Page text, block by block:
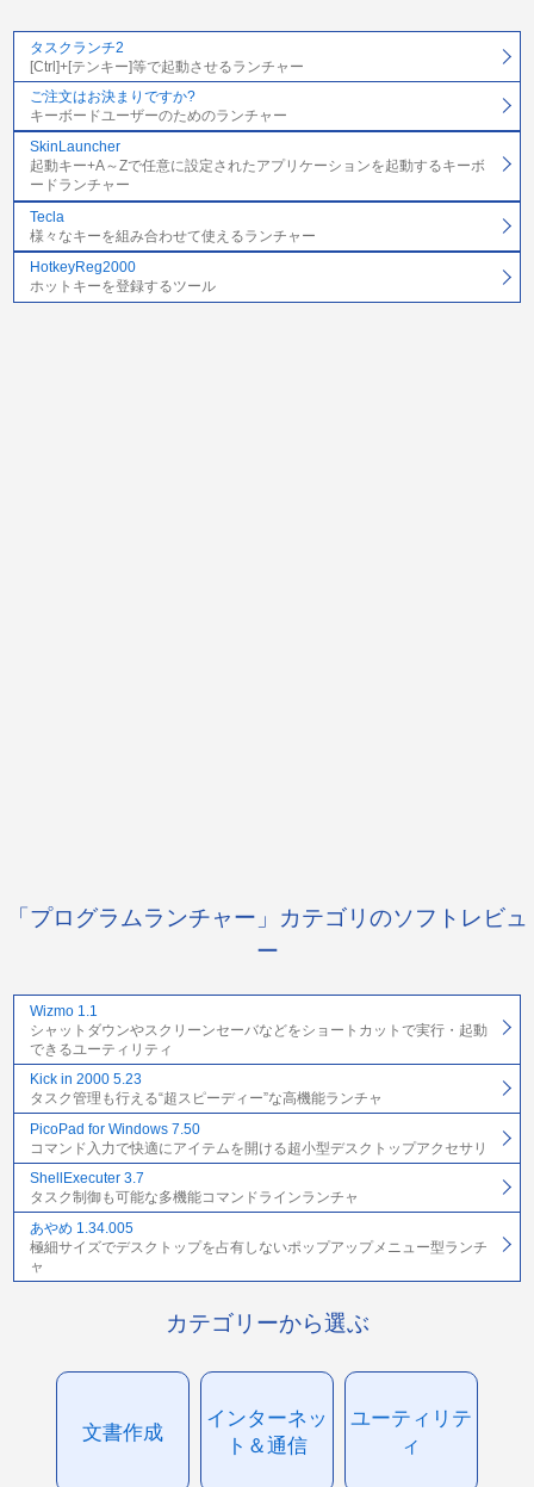
タスクランチ2
[Ctrl]+[テンキー]等で起動させるランチャー
ご注文はお決まりですか?
キーボードユーザーのためのランチャー
SkinLauncher
起動キー+A～Zで任意に設定されたアプリケーションを起動するキーボ
ードランチャー
Tecla
様々なキーを組み合わせて使えるランチャー
HotkeyReg2000
ホットキーを登録するツール
「プログラムランチャー」カテゴリのソフトレビュ
ー
Wizmo 1.1
シャットダウンやスクリーンセーバなどをショートカットで実行・起動
できるユーティリティ
Kick in 2000 5.23
タスク管理も行える“超スピーディー”な高機能ランチャ
PicoPad for Windows 7.50
コマンド入力で快適にアイテムを開ける超小型デスクトップアクセサリ
ShellExecuter 3.7
タスク制御も可能な多機能コマンドラインランチャ
あやめ 1.34.005
極細サイズでデスクトップを占有しないポップアップメニュー型ランチ
ャ
カテゴリーから選ぶ
文書作成
インターネッ
ト＆通信
ユーティリテ
ィ